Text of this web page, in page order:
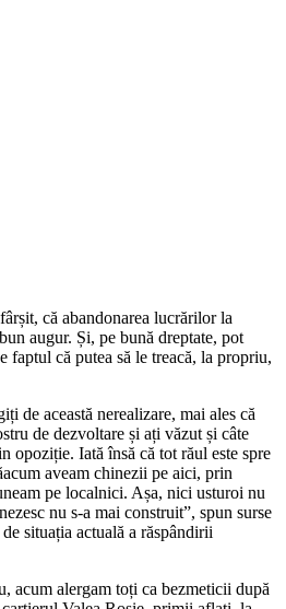
că abandonarea lucrărilor la
augur. Și, pe bună dreptate, pot
faptul că putea să le treacă, la propriu,
de această nerealizare, mai ales că
de dezvoltare și ați văzut și câte
opoziție. Iată însă că tot răul este spre
aveam chinezii pe aici, prin
pe localnici. Așa, nici usturoi nu
nu s-a mai construit”, spun surse
situația actuală a răspândirii
acum alergam toți ca bezmeticii după